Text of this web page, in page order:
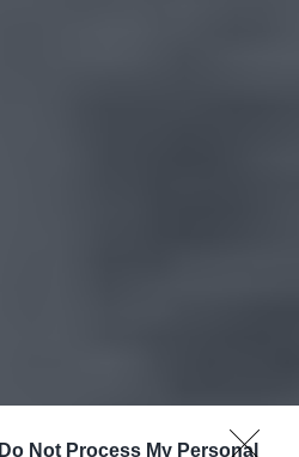
Do Not Process My Personal